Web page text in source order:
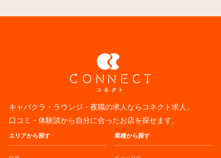
キャバクラ・ラウンジ・夜職の求人ならコネクト求人。
口コミ・体験談から自分に合ったお店を探せます。
エリアから探す 業種から探す